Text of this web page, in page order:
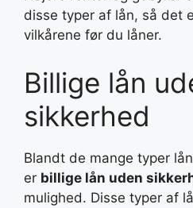
disse typer af lån, så det
vilkårene før du låner.
Billige lån
sikkerhed
Blandt de mange typer
er billige lån uden
mulighed. Disse typer af